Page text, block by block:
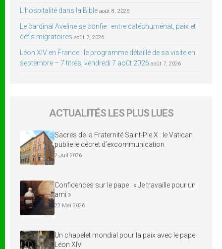
L’hospitalité dans la Bible août 8, 2026
Le cardinal Aveline se confie : entre catéchuménat, paix et
défis migratoires août 7, 2026
Léon XIV en France : le programme détaillé de sa visite en
septembre – 7 titres, vendredi 7 août 2026 août 7, 2026
ACTUALITÉS LES PLUS LUES
Sacres de la Fraternité Saint-Pie X : le Vatican
publie le décret d’excommunication
2 Juil 2026
Confidences sur le pape : « Je travaille pour un
ami »
22 Mai 2026
Un chapelet mondial pour la paix avec le pape
Léon XIV